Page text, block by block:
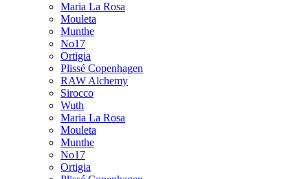
Maria La Rosa
Mouleta
Munthe
No17
Ortigia
Plissé Copenhagen
RAW Alchemy
Sirocco
Wuth
Maria La Rosa
Mouleta
Munthe
No17
Ortigia